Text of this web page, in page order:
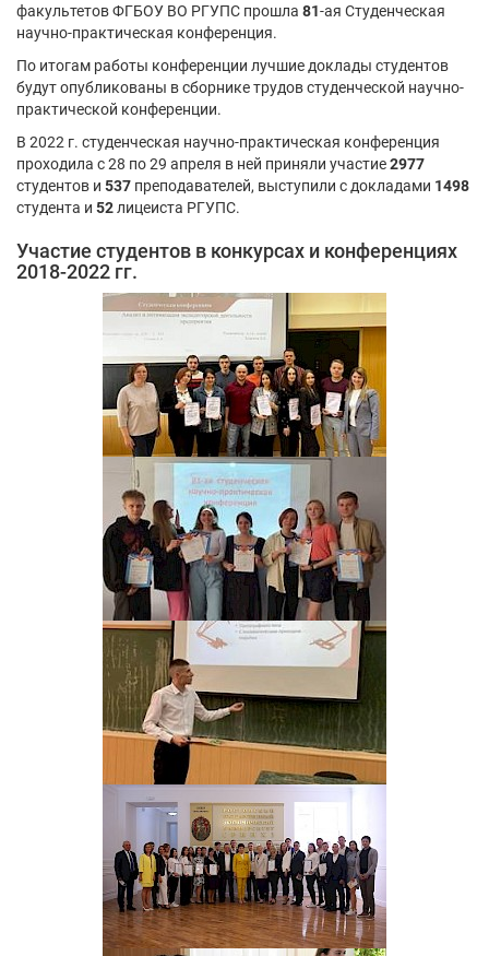
факультетов ФГБОУ ВО РГУПС прошла 81-ая Студенческая
научно-практическая конференция.
По итогам работы конференции лучшие доклады студентов
будут опубликованы в сборнике трудов студенческой научно-
практической конференции.
В 2022 г. студенческая научно-практическая конференция
проходила с 28 по 29 апреля в ней приняли участие2977
студентов и 537 преподавателей, выступили с докладами 1498
студента и 52лицеиста РГУПС.
Участие студентов в конкурсах и конференциях
2018-2022 гг.